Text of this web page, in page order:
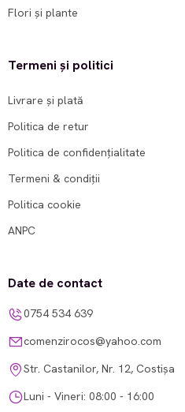
Flori și plante
Termeni și politici
Livrare și plată
Politica de retur
Politica de confidențialitate
Termeni & condiții
Politica cookie
ANPC
Date de contact
0754 534 639
comenzirocos@yahoo.com
Str. Castanilor, Nr. 12, Costișa
Luni - Vineri: 08:00 - 16:00